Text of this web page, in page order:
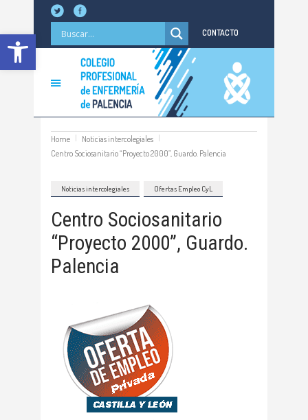
Abrir barra de herramientas CONTACTO
Home
Noticias intercolegiales
Centro Sociosanitario “Proyecto 2000”, Guardo. Palencia
Noticias intercolegiales Ofertas Empleo CyL
Centro Sociosanitario
“Proyecto 2000”, Guardo.
Palencia